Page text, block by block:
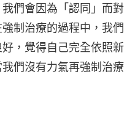
們會因為「認同」而對
制治療的過程中，我們
，覺得自己完全依照新
們沒有力氣再強制治療